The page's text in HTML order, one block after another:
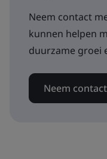
Neem contact
kunnen helpen
duurzame groei
Neem